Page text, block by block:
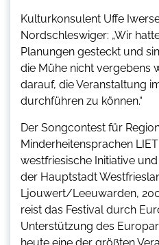
Kulturkonsulent Uffe
Nordschleswiger: „Wir
Planungen gesteckt und
die Mühe nicht vergebens
darauf, die Veranstaltung
durchführen zu können.“
Der Songcontest für
Minderheitensprachen
westfriesische Initiative
der Hauptstadt
Ljouwert/Leeuwarden,
reist das Festival durch
Unterstützung des